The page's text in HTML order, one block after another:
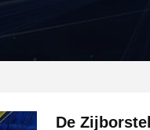
De